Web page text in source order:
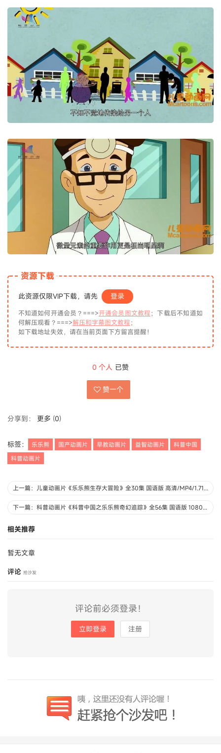
资源下载
此资源仅限VIP下载，请先 登录
不知道如何开通会员？===>开通会员图文教程；下载后不知道如
何解压观看？===>解压和字幕图文教程；
如下载地址失效，请在当前页面下方留言提醒！
0 个人 已赞
赞一个
分享到： 更多 (0)
标签： 乐乐熊 国产动画片 早教动画片 益智动画片
科普中国
科普动画片
上一篇：儿童动画片《乐乐熊生存大冒险》全30集 国语版 高清/MP4/1.71G 动画片乐乐熊生存大冒险下载
下一篇：科普动画片《科普中国之乐乐熊奇幻追踪》全56集 国语版 1080P/MP4/2.17G 动画片科普中国之乐乐熊奇幻追踪下载
相关推荐
暂无文章
评论 抢沙发
评论前必须登录！
立即登录 注册